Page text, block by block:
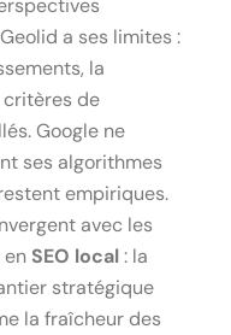
a ses limites :
la
de
Google ne
ses algorithmes
empiriques.
avec les
SEO local: la
stratégique
la fraîcheur des